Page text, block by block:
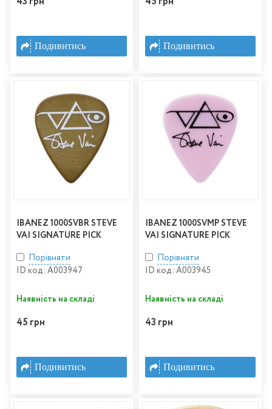
Подивитись Подивитись
IBANEZ 1000SVBR STEVE
VAI SIGNATURE PICK
Порівняти
ID код: A003947
Наявність на складі
45 грн
Подивитись
IBANEZ 1000SVMP STEVE
VAI SIGNATURE PICK
Порівняти
ID код: A003945
Наявність на складі
43 грн
Подивитись